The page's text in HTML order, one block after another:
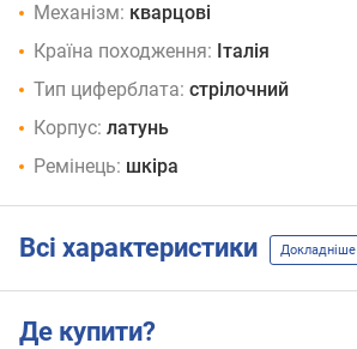
Механізм: кварцові
Країна походження: Італія
Тип циферблата: стрілочний
Корпус: латунь
Ремінець: шкіра
Всі характеристики Докладніше
Де купити?